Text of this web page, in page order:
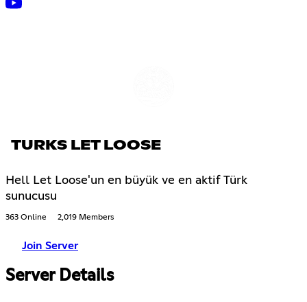
TURKS LET LOOSE
Hell Let Loose'un en büyük ve en aktif Türk
sunucusu
363 Online 2,019 Members
Join Server
Server Details